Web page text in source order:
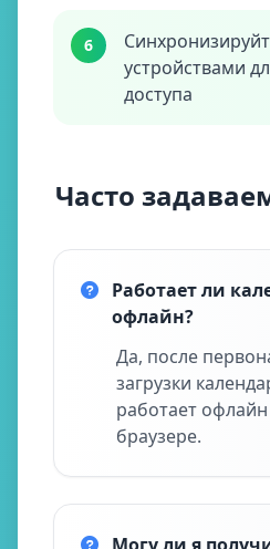
6
устройствами
доступа
Часто
Работает ли
офлайн?
Да, после
загрузки
работает
браузере.